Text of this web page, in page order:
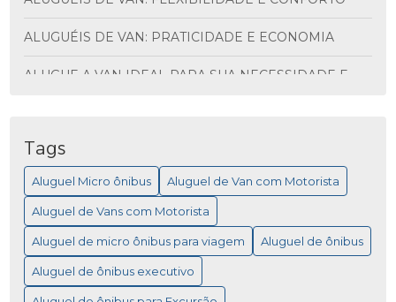
ALUGUÉIS DE VAN: PRATICIDADE E ECONOMIA
ALUGUE A VAN IDEAL PARA SUA NECESSIDADE E
PRATICIDADE
ALUGUEL DE MICRO ÔNIBUS PARA EVENTOS
ALUGUEL DE MICRO ÔNIBUS: COMO ESCOLHER A
MELHOR OPÇÃO PARA SUA VIAGEM
ALUGUEL DE MICRO ÔNIBUS: COMO ESCOLHER A
MELHOR OPÇÃO PARA VIAGEM
Tags
Aluguel Micro ônibus Aluguel de Van com Motorista
Aluguel de Vans com Motorista
Aluguel de micro ônibus para viagem Aluguel de ônibus
Aluguel de ônibus executivo